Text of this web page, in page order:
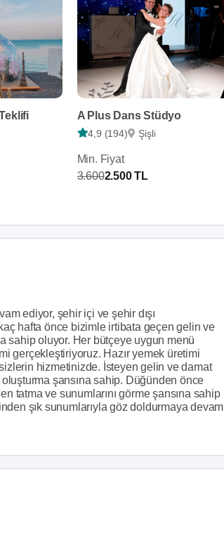
A Plus Dans Stüdyo
4,9 (194) Şişli
Min. Fiyat
3.6002.500 TL
ediyor, şehir içi ve şehir dışı
hafta önce bizimle irtibata geçen gelin ve
sahip oluyor. Her bütçeye uygun menü
gerçekleştiriyoruz. Hazır yemek üretimi
hizmetinizde. İsteyen gelin ve damat
şansına sahip. Düğünden önce
tatma ve sunumlarını görme şansına sahip
şık sunumlarıyla göz doldurmaya devam